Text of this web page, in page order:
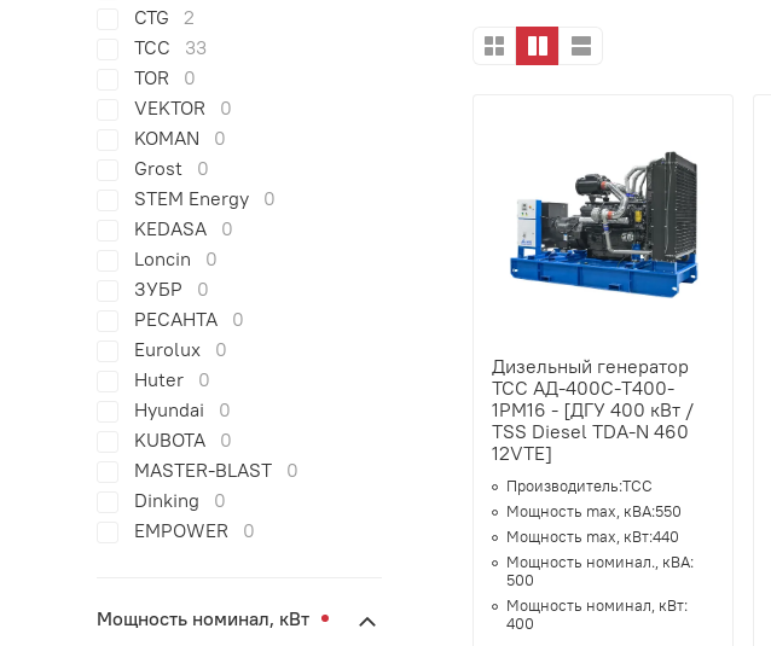
Дизельный генератор
ТСС АД-400С-Т400-
1РМ16 - [ДГУ 400 кВт /
TSS Diesel TDA-N 460
12VTE]
Производитель:ТСС
Мощность max, кВА:550
Мощность max, кВт:440
Мощность номинал., кВА:
500
Мощность номинал, кВт:
400
CTG
2
ТСС
33
TOR
0
VEKTOR
0
KOMAN
0
Grost
0
STEM Energy
0
KEDASA
0
Loncin
0
ЗУБР
0
РЕСАНТА
0
Eurolux
0
Huter
0
Hyundai
0
KUBOTA
0
MASTER-BLAST
0
Dinking
0
EMPOWER
0
Мощность номинал, кВт